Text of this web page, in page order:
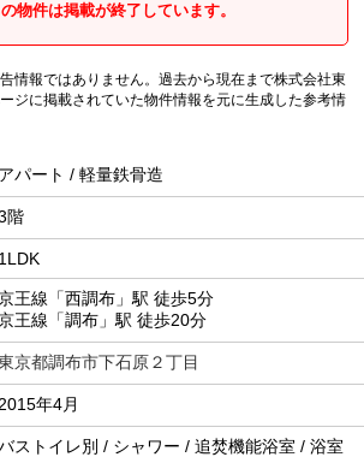
物件は掲載が終了しています。
情報ではありません。過去から現在まで株式会社東
ジに掲載されていた物件情報を元に生成した参考情
アパート / 軽量鉄骨造
階
1LDK
王線「西調布」駅 徒歩5分
王線「調布」駅 徒歩20分
京都調布市下石原２丁目
2015年4月
ストイレ別 / シャワー / 追焚機能浴室 / 浴室